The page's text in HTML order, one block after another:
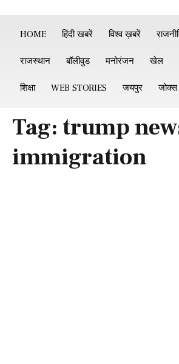
HOME हिंदी खबरें विश्व ख़बरें
राजस्थान बॉलीवुड मनोरंजन खेल
शिक्षा WEB STORIES जयपुर जोक्स
Tag: trump
immigration